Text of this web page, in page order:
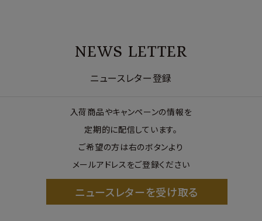
NEWS LETTER
ニュースレター登録
入荷商品やキャンペーンの情報を
定期的に配信しています。
ご希望の方は右のボタンより
メールアドレスをご登録ください
ニュースレターを受け取る